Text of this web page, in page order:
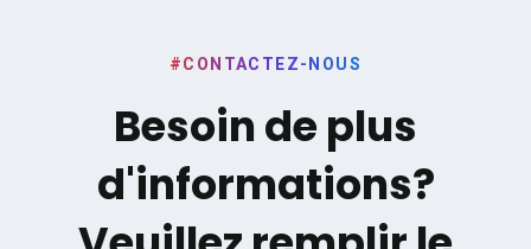
#CONTACTEZ-NOUS
Besoin de plus
d'informations?